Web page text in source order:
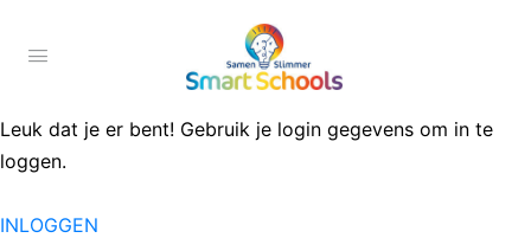
Leuk dat je er bent! Gebruik je login gegevens om in te
loggen.
INLOGGEN